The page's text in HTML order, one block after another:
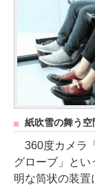
紙吹雪の舞う空
360度カメラ
グローブ」とい
明な筒状の装置